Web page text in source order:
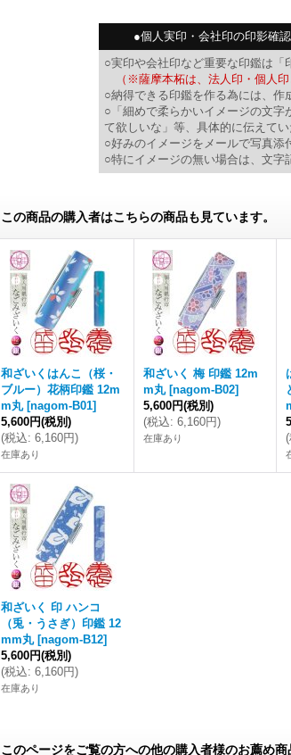
●個人実印・会社印の印影確
○実印や会社印など重要な印鑑は「
（※薩摩本柘は、法人印・個人
○納得できる印鑑を作る為には、作
○「細めで柔らかいイメージの文字
て欲しいな」等、具体的に伝えて
○好みのイメージをメールで写真添
○特にイメージの無い場合は、文字
この商品の購入者はこちらの商品も見ています。
和ざいくはんこ（桜・
ブルー）花柄印鑑 12m
m丸 [nagom-B01]
5,600円(税別)
(税込: 6,160円)
在庫あり
和ざいく 梅 印鑑 12m
m丸 [nagom-B02]
5,600円(税別)
(税込: 6,160円)
在庫あり
(
和ざいく 印 ハンコ
（兎・うさぎ）印鑑 12
mm丸 [nagom-B12]
5,600円(税別)
(税込: 6,160円)
在庫あり
このページをご覧の方への他の購入者様のお薦め商